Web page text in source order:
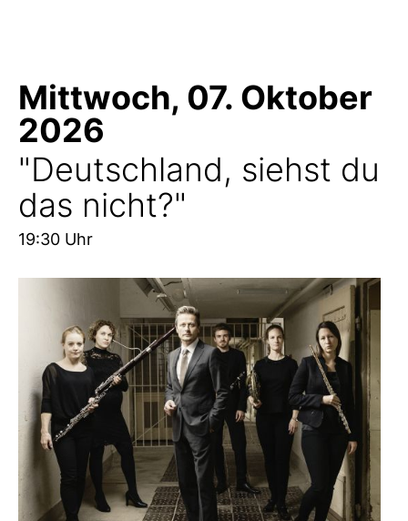
Mittwoch, 07. Oktober
2026
"Deutschland, siehst du
das nicht?"
19:30 Uhr